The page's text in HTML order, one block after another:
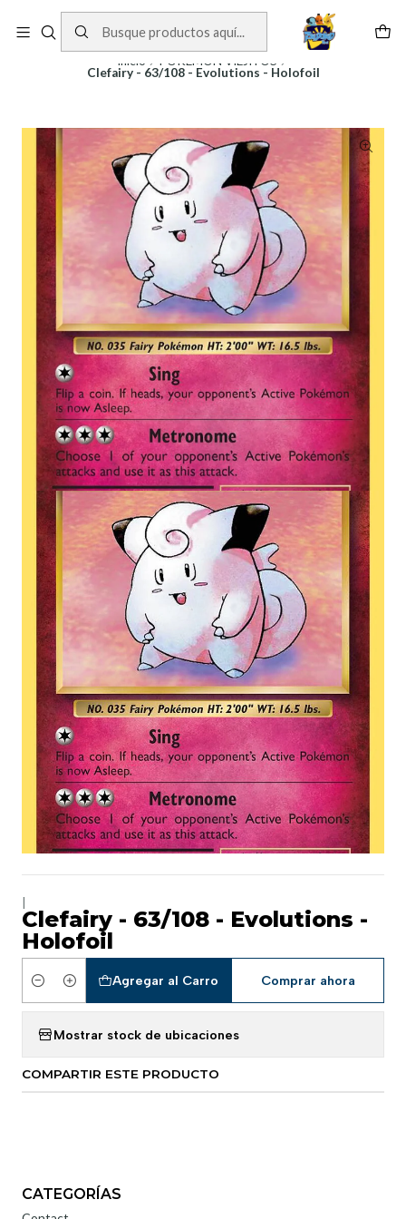
Inicio
POKEMON VIEJITOS
Clefairy - 63/108 - Evolutions - Holofoil
Clefairy - 63/108 - Evolutions -
Holofoil
Cantidad
Agregar al Carro Comprar ahora
Mostrar stock de ubicaciones
COMPARTIR ESTE PRODUCTO
CATEGORÍAS